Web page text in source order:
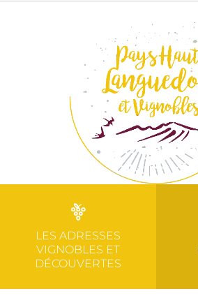
LES ADRESSES
VIGNOBLES ET
DÉCOUVERTES